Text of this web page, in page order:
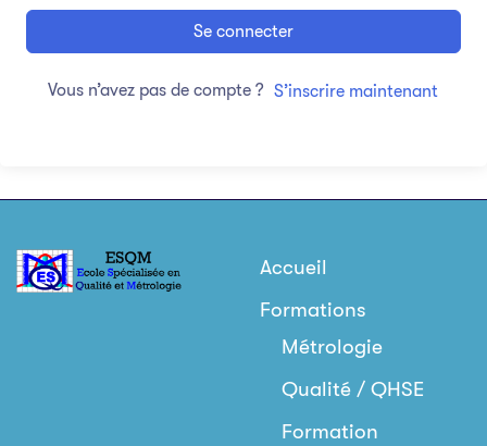
Se connecter
Vous n’avez pas de compte ? S’inscrire maintenant
Accueil
Formations
Métrologie
Qualité / QHSE
Formation